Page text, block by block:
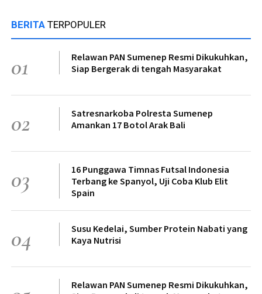
BERITA TERPOPULER
01
Relawan PAN Sumenep Resmi Dikukuhkan,
Siap Bergerak di tengah Masyarakat
02
Satresnarkoba Polresta Sumenep
Amankan 17 Botol Arak Bali
03
16 Punggawa Timnas Futsal Indonesia
Terbang ke Spanyol, Uji Coba Klub Elit
Spain
04
Susu Kedelai, Sumber Protein Nabati yang
Kaya Nutrisi
Relawan PAN Sumenep Resmi Dikukuhkan,